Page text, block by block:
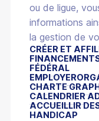
ou de ligue,
informations
la gestion de
CRÉER ET
FÉDÉRAL
EMPLOYER
CHARTE
CALENDRIER
ACCUEILLIR
HANDICAP